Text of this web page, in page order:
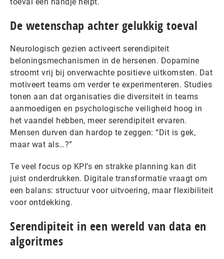
De wetenschap achter gelukkig toeval
Neurologisch gezien activeert serendipiteit
beloningsmechanismen in de hersenen. Dopamine
stroomt vrij bij onverwachte positieve uitkomsten. Dat
motiveert teams om verder te experimenteren. Studies
tonen aan dat organisaties die diversiteit in teams
aanmoedigen en psychologische veiligheid hoog in
het vaandel hebben, meer serendipiteit ervaren.
Mensen durven dan hardop te zeggen: “Dit is gek,
maar wat als…?”
Te veel focus op KPI’s en strakke planning kan dit
juist onderdrukken. Digitale transformatie vraagt om
een balans: structuur voor uitvoering, maar flexibiliteit
voor ontdekking.
Serendipiteit in een wereld van data en
algoritmes